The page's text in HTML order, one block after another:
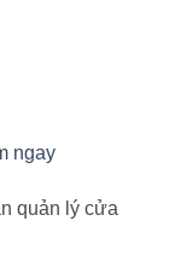
ngay
quản lý cửa